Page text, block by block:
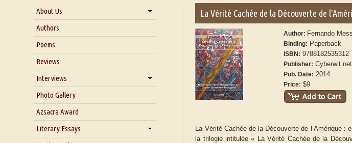
About Us
About Us
Blog
Our Story
Authors
Poems
Reviews
Interviews
Interview with Dr. Santosh Kumar
Interview with Azsacra
Zarathustra
Interview with Alka Narula
Photo Gallery
Azsacra Award
Literary Essays
La Vérité Cachée de la Découverte de
Author: Fernando
Binding: Paperback
ISBN: 9788182535312
Publisher: Cyberwit.net
Pub. Date: 2014
Price: $9
La Vérité Cachée de la Découverte de l Amérique :
la trilogie intitulée « La Vérité Cachée de la